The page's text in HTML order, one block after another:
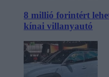
8 millió forintért
kínai villanyautó